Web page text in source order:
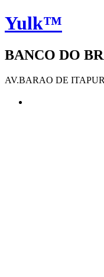
Yulk™
BANCO DO
AV.BARAO DE